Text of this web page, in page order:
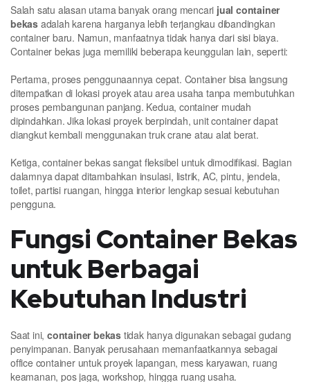
Salah satu alasan utama banyak orang mencari jual container
bekas adalah karena harganya lebih terjangkau dibandingkan
container baru. Namun, manfaatnya tidak hanya dari sisi biaya.
Container bekas juga memiliki beberapa keunggulan lain, seperti:
Pertama, proses penggunaannya cepat. Container bisa langsung
ditempatkan di lokasi proyek atau area usaha tanpa membutuhkan
proses pembangunan panjang. Kedua, container mudah
dipindahkan. Jika lokasi proyek berpindah, unit container dapat
diangkut kembali menggunakan truk crane atau alat berat.
Ketiga, container bekas sangat fleksibel untuk dimodifikasi. Bagian
dalamnya dapat ditambahkan insulasi, listrik, AC, pintu, jendela,
toilet, partisi ruangan, hingga interior lengkap sesuai kebutuhan
pengguna.
Fungsi Container Bekas
untuk Berbagai
Kebutuhan Industri
Saat ini, container bekas tidak hanya digunakan sebagai gudang
penyimpanan. Banyak perusahaan memanfaatkannya sebagai
office container untuk proyek lapangan, mess karyawan, ruang
keamanan, pos jaga, workshop, hingga ruang usaha.